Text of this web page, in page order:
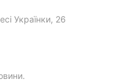
Українки, 26